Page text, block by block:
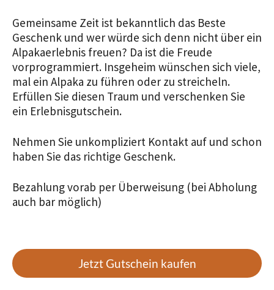
Gemeinsame Zeit ist bekanntlich das Beste
Geschenk und wer würde sich denn nicht über ein
Alpakaerlebnis freuen? Da ist die Freude
vorprogrammiert. Insgeheim wünschen sich viele,
mal ein Alpaka zu führen oder zu streicheln.
Erfüllen Sie diesen Traum und verschenken Sie
ein Erlebnisgutschein.
Nehmen Sie unkompliziert Kontakt auf und schon
haben Sie das richtige Geschenk.
Bezahlung vorab per Überweisung (bei Abholung
auch bar möglich)
Jetzt Gutschein kaufen